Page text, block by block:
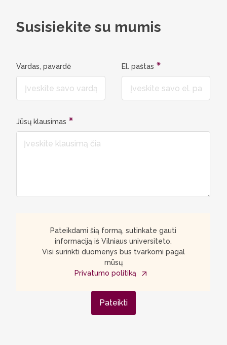
Susisiekite su mumis
Vardas, pavardė El. paštas
Jūsų klausimas
Pateikdami šią formą, sutinkate gauti
informaciją iš Vilniaus universiteto.
Visi surinkti duomenys bus tvarkomi pagal
mūsų
Privatumo politiką
Pateikti